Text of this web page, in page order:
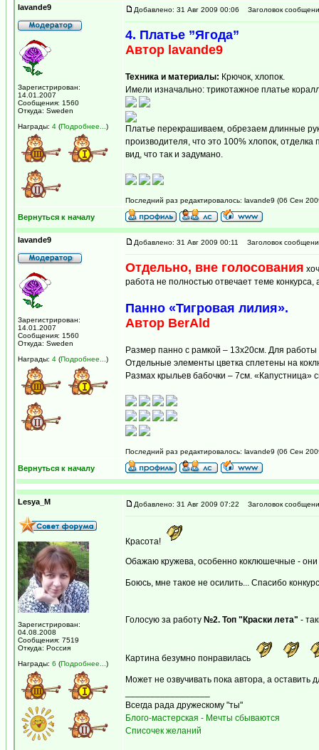
lavande9
Зарегистрирован:
14.01.2007
Сообщения: 1560
Откуда: Sweden
Награды: 4 (Подробнее... )
Добавлено: 31 Авг 2009 00:06 Заголовок
4. Платье ”Ягода”
Автор lavande9
Техника и материалы: Крючок, хлопок.
Имели изначально: трикотажное платье
Платье перекрашиваем, обрезаем длинные
производителя, что это 100% хлопок,
вид, что так и задумано.
Последний раз редактировалось: lavande9 (06 Сен
Вернуться к началу
lavande9
Зарегистрирован:
14.01.2007
Сообщения: 1560
Откуда: Sweden
Награды: 4 (Подробнее... )
Добавлено: 31 Авг 2009 00:11 Заголовок
Отдельно, вне голосования
работа не полностью отвечает теме
Панно «Тигровая лилия».
Автор BerAld
Размер панно с рамкой – 13х20см. Для работы
Отдельные элементы цветка сплетены на
Размах крыльев бабочки – 7см.
Последний раз редактировалось: lavande9 (06 Сен
Вернуться к началу
Lesya_M
Зарегистрирован:
04.08.2008
Сообщения: 7519
Откуда: Россия
Награды: 6 (Подробнее... )
Добавлено: 31 Авг 2009 07:22 Заголовок
Красота!
Обажаю кружева, особенно коклюшечные -
Боюсь, мне такое не осилить... Спасибо
Голосую за работу №2. Топ "Краски лета" -
Картина безумно понравилась
Может не озвучивать пока автора, а оставить
Всегда рада дружескому "ты"
Блого-мастерская - Мечты сбываются
Списочек желаний